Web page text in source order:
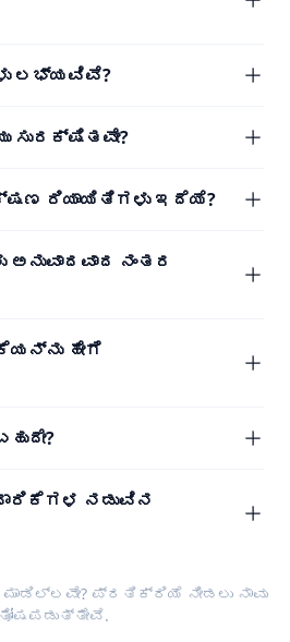
ಲಭ್ಯವಿವೆ?
ಸುರಕ್ಷಿತವೇ?
ರಿಯಾಯಿತಿಗಳು ಇದೆಯೆ?
ನಂತರ
ಹೇಗೆ
ನಡುವಿನ
ಪ್ರತಿಕ್ರಿಯೆ ನೀಡಲು ನಾವು